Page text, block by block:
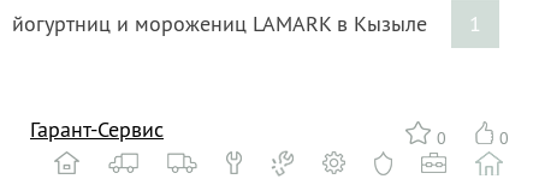
йогуртниц и морожениц LAMARK в Кызыле
1
0 0
Гарант-Сервис